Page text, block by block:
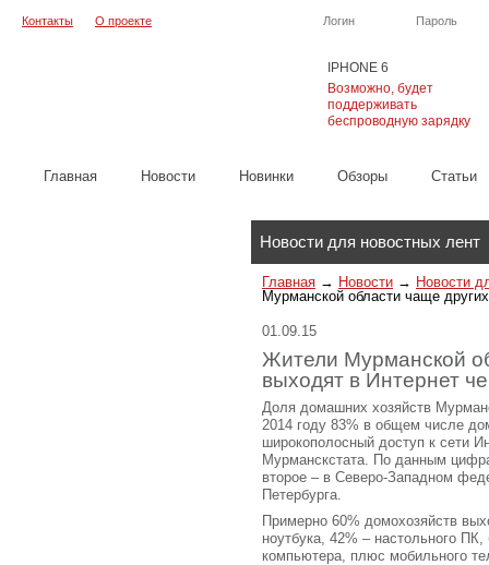
IPHONE 6
Возможно, будет
поддерживать
беспроводную зарядку
Логин Пароль
Контакты О проекте
Главная Новости Новинки Обзоры Cтатьи
Новости для новостных лент
Главная → Новости → Новости
Мурманской области чаще
01.09.15
Жители Мурманской
выходят в Интернет
Доля домашних хозяйств
2014 году 83% в общем числе
широкополосный доступ к сети
Мурманскстата. По данным
второе – в Северо-Западном
Петербурга.
Примерно 60% домохозяйств
ноутбука, 42% – настольного
компьютера, плюс мобильного